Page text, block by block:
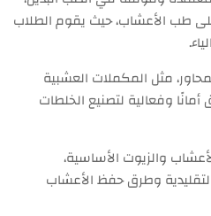
طب الأعشاب، حيث يقوم الطلاب
مثل المكملات العشبية
وفعالية لتصنيع الخلطات
والزيوت الأساسية،
وطرق حفظ الأعشاب